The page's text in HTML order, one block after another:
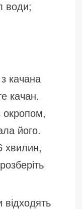
води;
з качана
качан.
окропом,
його.
хвилин,
відходять